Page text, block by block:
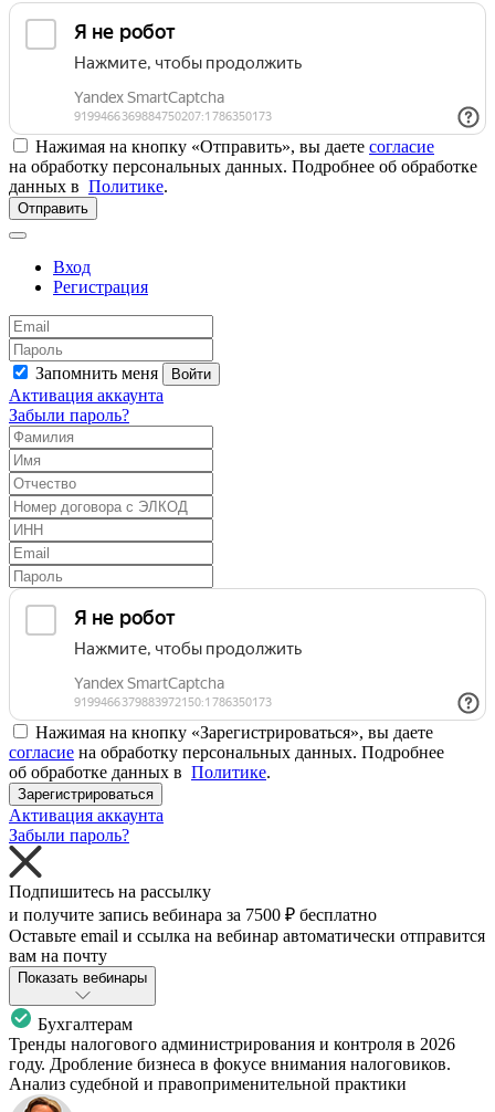
Нажимая на кнопку «Отправить», вы даете согласие
на обработку персональных данных. Подробнее об обработке
данных в Политике.
Отправить
Вход
Регистрация
Запомнить меня Войти
Активация аккаунта
Забыли пароль?
Нажимая на кнопку «Зарегистрироваться», вы даете
согласие на обработку персональных данных. Подробнее
об обработке данных в Политике.
Зарегистрироваться
Активация аккаунта
Забыли пароль?
Подпишитесь на рассылку
и получите запись вебинара за 7500 ₽ бесплатно
Оставьте email и ссылка на вебинар автоматически отправится
вам на почту
Показать вебинары
Бухгалтерам
Тренды налогового администрирования и контроля в 2026
году. Дробление бизнеса в фокусе внимания налоговиков.
Анализ судебной и правоприменительной практики